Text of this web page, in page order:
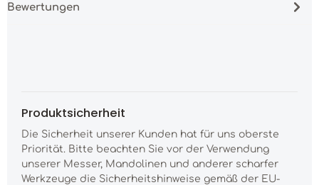
Bewertungen
Produktsicherheit
Die Sicherheit unserer Kunden hat für uns oberste
Priorität. Bitte beachten Sie vor der Verwendung
unserer Messer, Mandolinen und anderer scharfer
Werkzeuge die Sicherheitshinweise gemäß der EU-